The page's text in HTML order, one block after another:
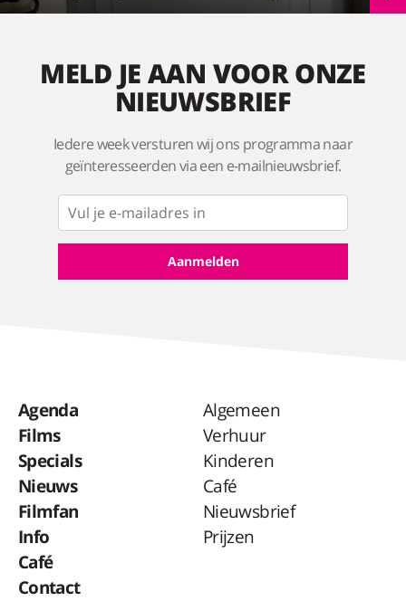
MELD JE AAN VOOR ONZE
NIEUWSBRIEF
Iedere week versturen wij ons programma naar
geïnteresseerden via een e-mailnieuwsbrief.
Agenda
Films
Specials
Nieuws
Filmfan
Info
Café
Contact
Algemeen
Verhuur
Kinderen
Café
Nieuwsbrief
Prijzen